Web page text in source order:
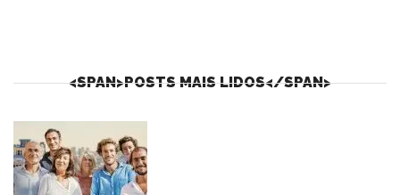
<SPAN>POSTS MAIS LIDOS</SPAN>